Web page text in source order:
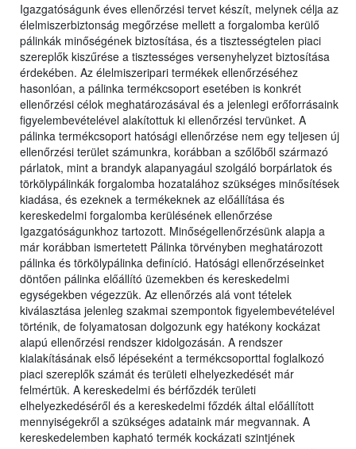
Igazgatóságunk éves ellenőrzési tervet készít, melynek célja az
élelmiszerbiztonság megőrzése mellett a forgalomba kerülő
pálinkák minőségének biztosítása, és a tisztességtelen piaci
szereplők kiszűrése a tisztességes versenyhelyzet biztosítása
érdekében. Az élelmiszeripari termékek ellenőrzéséhez
hasonlóan, a pálinka termékcsoport esetében is konkrét
ellenőrzési célok meghatározásával és a jelenlegi erőforrásaink
figyelembevételével alakítottuk ki ellenőrzési tervünket. A
pálinka termékcsoport hatósági ellenőrzése nem egy teljesen új
ellenőrzési terület számunkra, korábban a szőlőből származó
párlatok, mint a brandyk alapanyagául szolgáló borpárlatok és
törkölypálinkák forgalomba hozatalához szükséges minősítések
kiadása, és ezeknek a termékeknek az előállítása és
kereskedelmi forgalomba kerülésének ellenőrzése
Igazgatóságunkhoz tartozott. Minőségellenőrzésünk alapja a
már korábban ismertetett Pálinka törvényben meghatározott
pálinka és törkölypálinka definíció. Hatósági ellenőrzéseinket
döntően pálinka előállító üzemekben és kereskedelmi
egységekben végezzük. Az ellenőrzés alá vont tételek
kiválasztása jelenleg szakmai szempontok figyelembevételével
történik, de folyamatosan dolgozunk egy hatékony kockázat
alapú ellenőrzési rendszer kidolgozásán. A rendszer
kialakításának első lépéseként a termékcsoporttal foglalkozó
piaci szereplők számát és területi elhelyezkedését már
felmértük. A kereskedelmi és bérfőzdék területi
elhelyezkedéséről és a kereskedelmi főzdék által előállított
mennyiségekről a szükséges adataink már megvannak. A
kereskedelemben kapható termék kockázati szintjének